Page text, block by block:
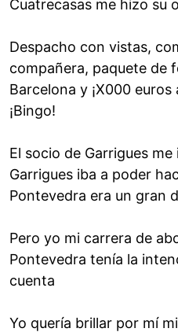
Cuatrecasas me hizo su
Despacho con vistas,
compañera, paquete de
Barcelona y ¡X000
¡Bingo!
El socio de Garrigues
Garrigues iba a poder
Pontevedra era un gran
Pero yo mi carrera de
Pontevedra tenía la
cuenta
Yo quería brillar por mí